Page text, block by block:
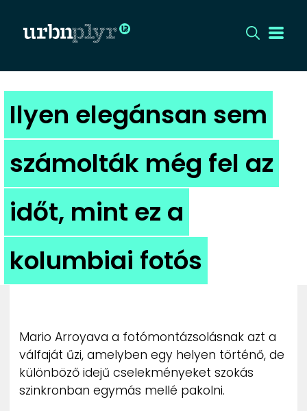
CÍMLAP
DIZÁJN
DIVAT
HIP
KULT
UTCA
ZENE
MÉDIAAJÁNLAT
IMPRESSZUM
PR-ARCHÍVUM
ADATKEZELÉSI TÁJÉKOZTATÓ
Ilyen elegánsan sem
számolták még fel az
időt, mint ez a
kolumbiai fotós
Mario Arroyava a fotómontázsolásnak azt a
válfaját űzi, amelyben egy helyen történő, de
különböző idejű cselekményeket szokás
szinkronban egymás mellé pakolni.